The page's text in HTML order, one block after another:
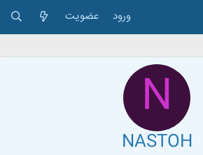
ورود عضویت
N
NASTOH